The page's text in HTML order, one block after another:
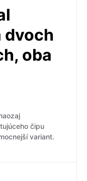
dvoch
oba
čipu
variant.